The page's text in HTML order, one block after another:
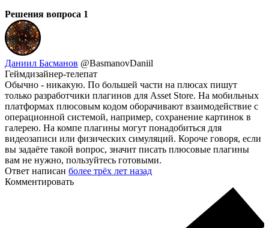
Решения вопроса 1
Даниил Басманов @BasmanovDaniil
Геймдизайнер-телепат
Обычно - никакую. По большей части на плюсах пишут
только разработчики плагинов для Asset Store. На мобильных
платформах плюсовым кодом оборачивают взаимодействие с
операционной системой, например, сохранение картинок в
галерею. На компе плагины могут понадобиться для
видеозаписи или физических симуляций. Короче говоря, если
вы задаёте такой вопрос, значит писать плюсовые плагины
вам не нужно, пользуйтесь готовыми.
Ответ написан более трёх лет назад
Комментировать